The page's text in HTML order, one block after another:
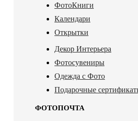
ФотоКниги
Календари
Открытки
Декор Интерьера
Фотосувениры
Одежда с Фото
Подарочные
ФОТОПОЧТА